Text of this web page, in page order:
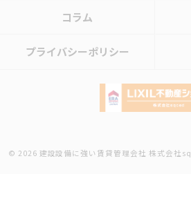
コラム
プライバシーポリシー
© 2026 建設設備に強い賃貸管理会社 株式会社